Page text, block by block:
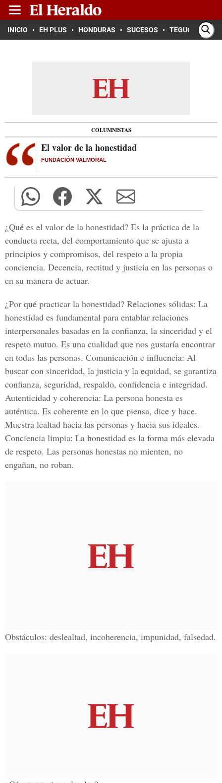
INICIO EH PLUS HONDURAS SUCESOS TEGUCIGALPA
COLUMNISTAS
El valor de la honestidad
FUNDACIÓN VALMORAL
¿Qué es el valor de la honestidad? Es la práctica de la
conducta recta, del comportamiento que se ajusta a
principios y compromisos, del respeto a la propia
conciencia. Decencia, rectitud y justicia en las personas o
en su manera de actuar.
¿Por qué practicar la honestidad? Relaciones sólidas: La
honestidad es fundamental para entablar relaciones
interpersonales basadas en la confianza, la sinceridad y el
respeto mutuo. Es una cualidad que nos gustaría encontrar
en todas las personas. Comunicación e influencia: Al
buscar con sinceridad, la justicia y la equidad, se garantiza
confianza, seguridad, respaldo, confidencia e integridad.
Autenticidad y coherencia: La persona honesta es
auténtica. Es coherente en lo que piensa, dice y hace.
Muestra lealtad hacia las personas y hacia sus ideales.
Conciencia limpia: La honestidad es la forma más elevada
de respeto. Las personas honestas no mienten, no
engañan, no roban.
Obstáculos: deslealtad, incoherencia, impunidad, falsedad.